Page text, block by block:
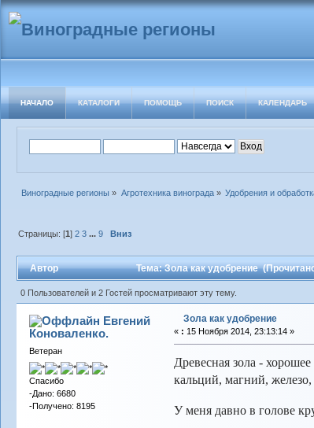
НАЧАЛО КАТАЛОГИ ПОМОЩЬ ПОИСК КАЛЕНДАРЬ
Виноградные регионы » Агротехника винограда» Удобрения и
Страницы: [1]2 3 ...9 Вниз
Автор Тема: Зола как удобрение
0 Пользователей и 2 Гостей просматривают эту тему.
Евгений
Коноваленко.
Ветеран
Спасибо
-Дано: 6680
-Получено: 8195
Зола как удобрение
« : 15 Ноября 2014, 23:13:14 »
Древесная зола -
кальций, магний,
У меня давно в голове